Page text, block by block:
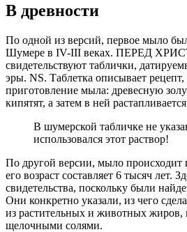
В древности
По одной из версий, первое мыло
Шумере в IV-III веках. ПЕРЕД
свидетельствуют таблички,
эры. NS. Таблетка описывает
приготовление мыла: древесную
кипятят, а затем в ней
В шумерской табличке не
использовался этот раствор!
По другой версии, мыло происходит
его возраст составляет 6 тысяч лет.
свидетельства, поскольку были
Они конкретно указали, из чего
из растительных и животных жиров,
щелочными солями.